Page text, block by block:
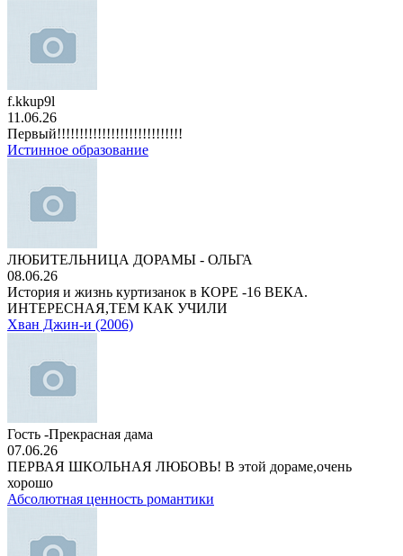
f.kkup9l
11.06.26
Первый!!!!!!!!!!!!!!!!!!!!!!!!!!!!
Истинное образование
ЛЮБИТЕЛЬНИЦА ДОРАМЫ - ОЛЬГА
08.06.26
История и жизнь куртизанок в КОРЕ -16 ВЕКА.
ИНТЕРЕСНАЯ,ТЕМ КАК УЧИЛИ
Хван Джин-и (2006)
Гость -Прекрасная дама
07.06.26
ПЕРВАЯ ШКОЛЬНАЯ ЛЮБОВЬ! В этой дораме,очень
хорошо
Абсолютная ценность романтики